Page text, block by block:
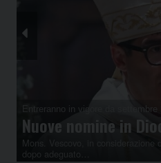
viou
Entreranno in vigore da settembre
Nuove nomine in
Mons. Vescovo, in considerazione
dopo adeguato…